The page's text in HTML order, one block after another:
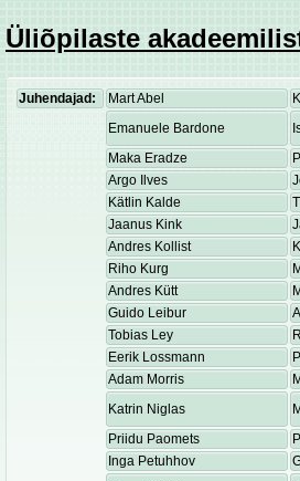
Üliõpilaste
Juhendajad: Mart Abel
Emanuele Bardone
Maka Eradze
Argo Ilves
Kätlin Kalde
Jaanus Kink
Andres Kollist
Riho Kurg
Andres Kütt
Guido Leibur
Tobias Ley
Eerik Lossmann
Adam Morris
Katrin Niglas
Priidu Paomets
Inga Petuhhov